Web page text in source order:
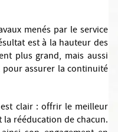
menés par le service
est à la hauteur des
plus grand, mais aussi
assurer la continuité
clair : offrir le meilleur
rééducation de chacun.